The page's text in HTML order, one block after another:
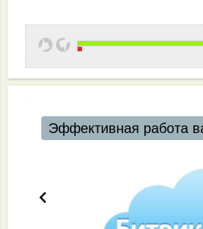
Эффективная работа